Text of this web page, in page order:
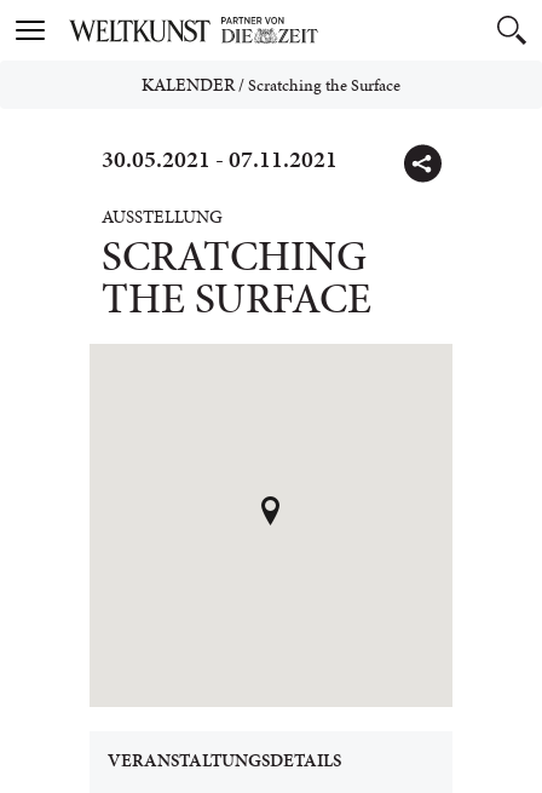
Toggle
KALENDER/Scratching the Surface
30.05.2021 - 07.11.2021
AUSSTELLUNG
SCRATCHING
THE SURFACE
VERANSTALTUNGSDETAILS